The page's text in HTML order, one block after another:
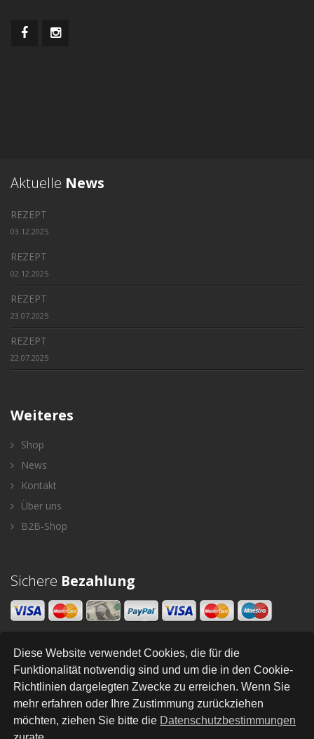
Diese Website verwendet Cookies, die für die
Funktionalität notwendig sind und um die in den Cookie-
Richtlinien dargelegten Zwecke zu erreichen. Wenn Sie
mehr erfahren oder Ihre Zustimmung zurückziehen
möchten, ziehen Sie bitte die Datenschutzbestimmungen
Aktuelle News
REZEPT
03.12.2025
REZEPT
02.12.2025
REZEPT
23.07.2025
REZEPT
22.07.2025
Weiteres
Shop
News
Kontakt
Über uns
B2B-Shop
Sichere Bezahlung
Newsletter
SENDEN